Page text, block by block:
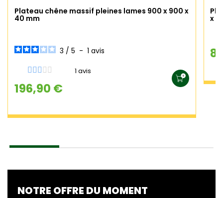
Plateau chêne massif pleines lames 900 x 900 x
40 mm
3 / 5 - 1 avis
1 avis
196,90 €
x
NOTRE OFFRE DU MOMENT